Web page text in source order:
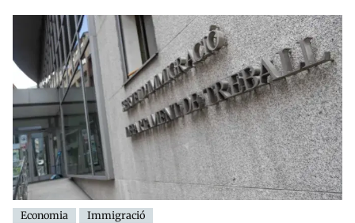
Economia Immigració